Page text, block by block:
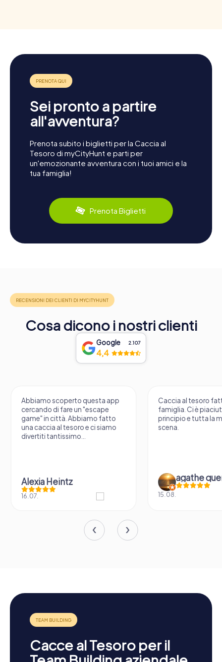
Sei pronto a partire
all'avventura?
Prenota subito i biglietti per la Caccia al
Tesoro di myCityHunt e parti per
un'emozionante avventura con i tuoi amici e la
tua famiglia!
Prenota Biglietti
Cosa dicono i nostri clienti
Google 2.107
4,4
Abbiamo scoperto questa app
cercando di fare un "escape
game" in città. Abbiamo fatto
una caccia al tesoro e ci siamo
divertiti tantissimo...
Alexia Heintz
16.07.
Caccia al tesoro
famiglia. Ci è
principio e tutta la
scena.
agathe
15.08.
Cacce al Tesoro per il